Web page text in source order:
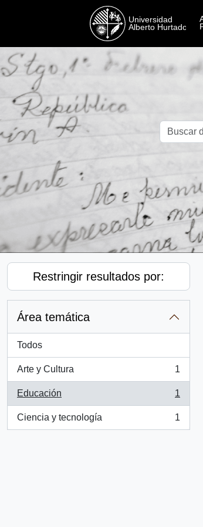
Restringir resultados por:
Área temática
Todos
Arte y Cultura
, 1 resultados
1
Educación
, 1 resultados
1
Ciencia y tecnología
, 1 resultados
1